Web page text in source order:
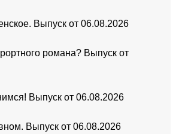
Выпуск от 06.08.2026
романа? Выпуск от
Выпуск от 06.08.2026
Выпуск от 06.08.2026